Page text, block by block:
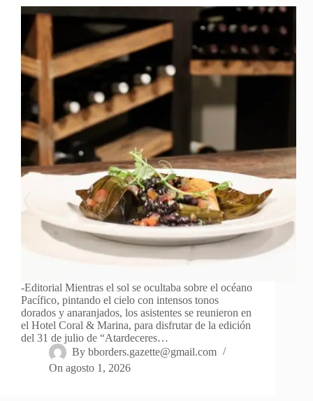
-Editorial Mientras el sol se ocultaba sobre el océano
Pacífico, pintando el cielo con intensos tonos
dorados y anaranjados, los asistentes se reunieron en
el Hotel Coral & Marina, para disfrutar de la edición
del 31 de julio de “Atardeceres…
By bborders.gazette@gmail.com
On agosto 1, 2026